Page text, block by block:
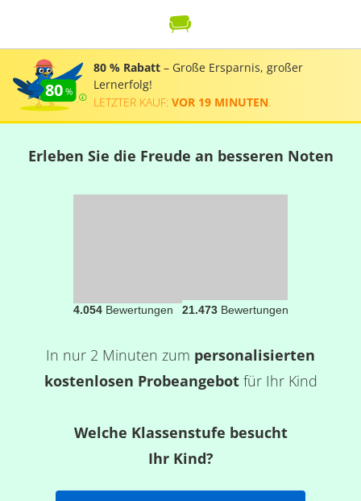
80
80 % Rabatt – Große Ersparnis, großer
Lernerfolg!
LETZTER KAUF: VOR 19 MINUTEN
Erleben Sie die Freude an besseren Noten
4.054Bewertungen 21.473Bewertungen
In nur 2 Minuten zum personalisierten
kostenlosen Probeangebotfür Ihr Kind
Welche Klassenstufe besucht
Ihr Kind?